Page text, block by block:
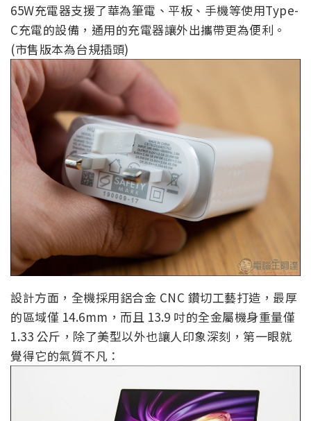
65W充電器支援了華為筆電、平板、手機等使用Type-
C充電的設備，通用的充電器讓外出攜帶更為便利。
(市售版本為台規插頭)
設計方面，全機採用鋁合金 CNC 鑽切工藝打造，最厚
的區域僅 14.6mm，而且 13.9 吋的全金屬機身重量僅
1.33 公斤，除了美型以外也讓人印象深刻，第一眼就
覺得它的氣質不凡：